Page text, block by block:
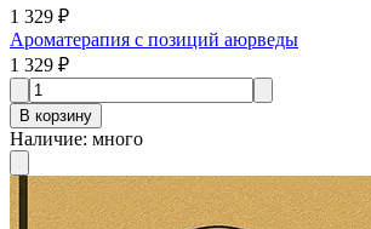
1 329 ₽
Ароматерапия с позиций аюрведы
1 329 ₽
В корзину
Наличие: много